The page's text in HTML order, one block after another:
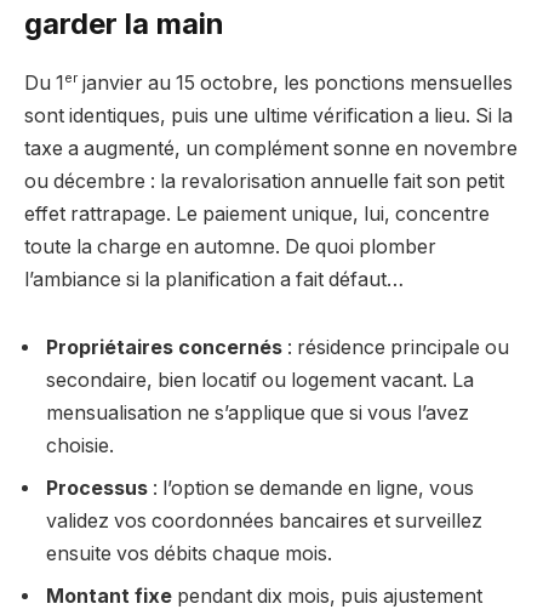
garder la main
Du 1er janvier au 15 octobre, les ponctions mensuelles
sont identiques, puis une ultime vérification a lieu. Si la
taxe a augmenté, un complément sonne en novembre
ou décembre : la revalorisation annuelle fait son petit
effet rattrapage. Le paiement unique, lui, concentre
toute la charge en automne. De quoi plomber
l’ambiance si la planification a fait défaut…
Propriétaires concernés : résidence principale ou
secondaire, bien locatif ou logement vacant. La
mensualisation ne s’applique que si vous l’avez
choisie.
Processus : l’option se demande en ligne, vous
validez vos coordonnées bancaires et surveillez
ensuite vos débits chaque mois.
Montant fixe pendant dix mois, puis ajustement